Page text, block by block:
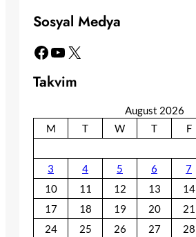
Sosyal Medya
Facebook YouTube X
Takvim
August 2026
M
T W T F
3
4 5 6 7
10
11 12 13 14
17
18 19 20 21
24
25 26 27 28